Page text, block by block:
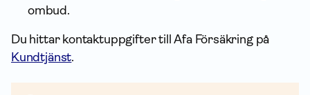
ombud.
Du hittar kontakt­uppgifter till Afa För­säkring på
Kundtjänst.